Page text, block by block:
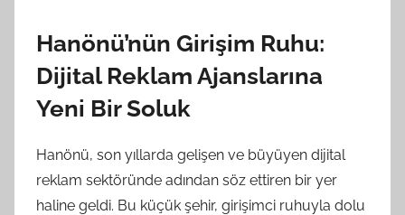
Hanönü’nün Girişim Ruhu:
Dijital Reklam Ajanslarına
Yeni Bir Soluk
Hanönü, son yıllarda gelişen ve büyüyen dijital
reklam sektöründe adından söz ettiren bir yer
haline geldi. Bu küçük şehir, girişimci ruhuyla dolu